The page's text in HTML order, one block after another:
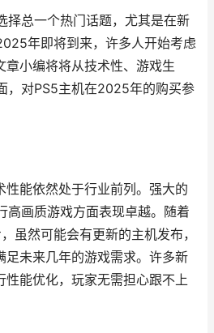
择总一个热门话题，尤其是在新
年即将到来，许多人开始考虑
章小编将将从技术性、游戏生
，对PS5主机在2025年的购买参
性能依然处于行业前列。强大的
高画质游戏方面表现卓越。随着
虽然可能会有更新的主机发布，
足未来几年的游戏需求。许多新
性能优化，玩家无需担心跟不上